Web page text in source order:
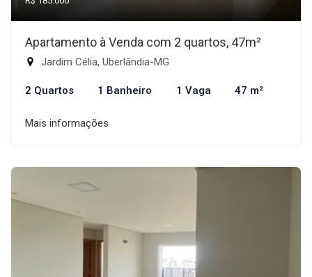
Apartamento à Venda com 2 quartos, 47m²
Jardim Célia, Uberlândia-MG
2 Quartos 1 Banheiro 1 Vaga 47 m²
Mais informações